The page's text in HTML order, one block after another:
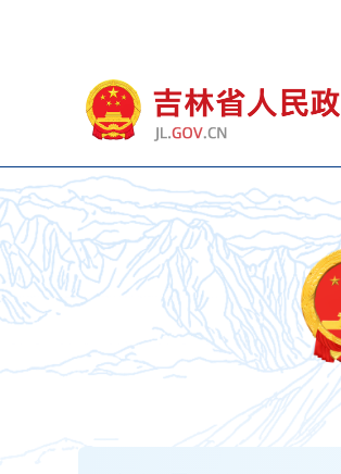
障
碍
说
明
页
面,
按
加